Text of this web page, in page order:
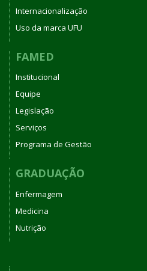
Internacionalização
Uso da marca UFU
FAMED
Institucional
Equipe
Legislação
Serviços
Programa de Gestão
GRADUAÇÃO
Enfermagem
Medicina
Nutrição